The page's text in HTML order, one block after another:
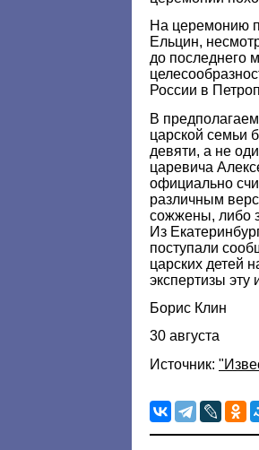
На церемонию
Ельцин,
до последнего
России в
В
царской семьи
девяти, а не
царевича
официально
различным
сожжены, либо
Из
поступали
царских детей
экспертизы
Борис Клин
30 августа
Источник: